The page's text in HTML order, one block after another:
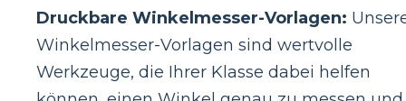
Druckbare Winkelmesser-Vorlagen:
Winkelmesser-Vorlagen sind wertvolle
Werkzeuge, die Ihrer Klasse dabei helfen